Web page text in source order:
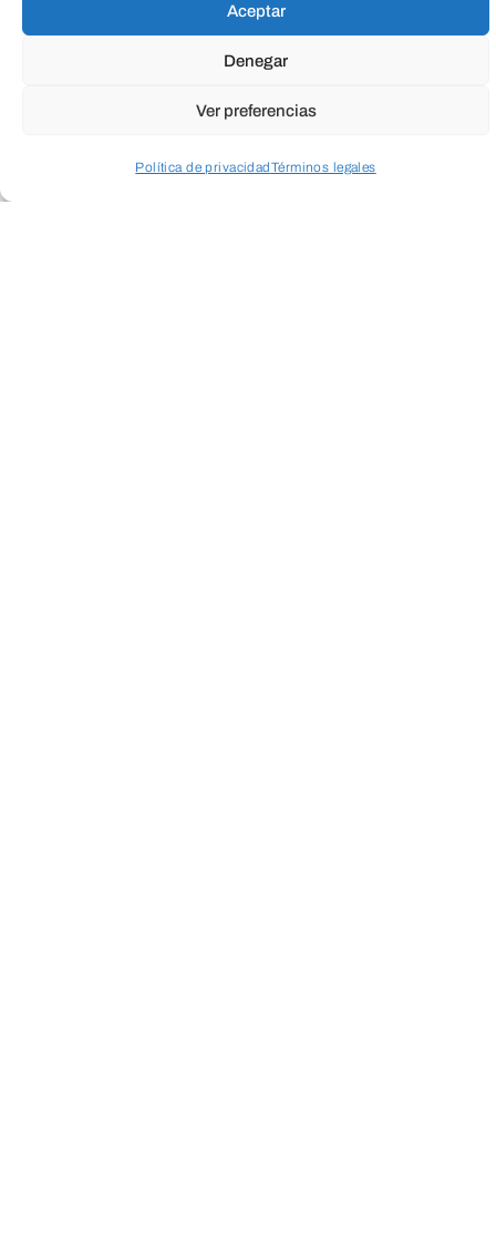
Aceptar
Denegar
Ver preferencias
Política de privacidadTérminos legales
Endeudamiento asumible.